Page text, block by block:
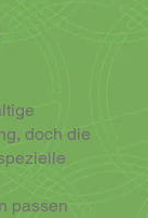
doch die
passen